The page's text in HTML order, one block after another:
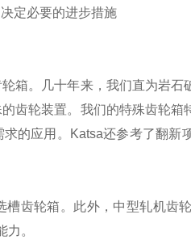
定必要的进步措施
箱。几十年来，我们直为岩石
齿轮装置。我们的特殊齿轮
的应用。Katsa还参考了翻新
齿轮箱。此外，中型轧机齿
。